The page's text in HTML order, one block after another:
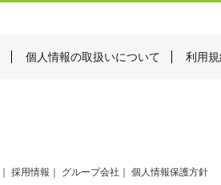
個人情報の取扱いについて 利用規
採用情報 グループ会社 個人情報保護方針